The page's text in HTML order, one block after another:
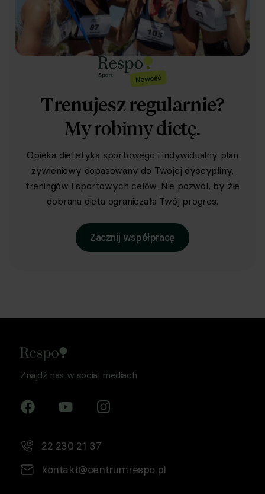
Trenujesz regularnie?
My robimy dietę.
Opieka dietetyka sportowego i indywidualny plan
żywieniowy dopasowany do Twojej dyscypliny,
treningów i sportowych celów. Nie pozwól, by źle
dobrana dieta ograniczała Twój progres.
Zacznij współpracę
Znajdź nas w social mediach
22 230 21 37
kontakt@centrumrespo.pl